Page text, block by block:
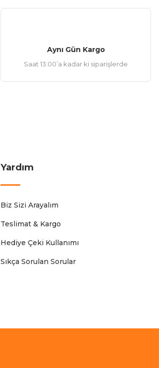
Aynı Gün Kargo
Saat 13:00’a kadar ki siparişlerde
Yardım
Biz Sizi Arayalım
Teslimat & Kargo
Hediye Çeki Kullanımı
Sıkça Sorulan Sorular